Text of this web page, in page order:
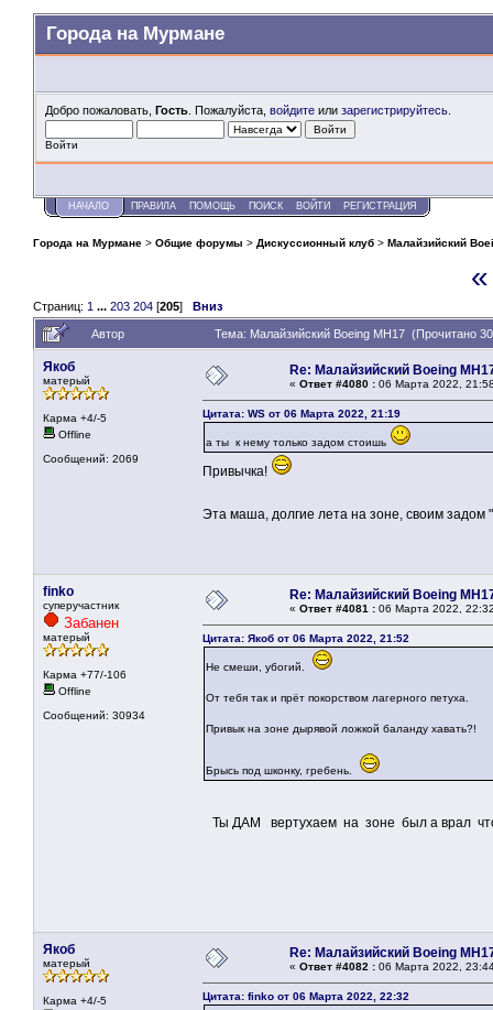
Города на Мурмане
Добро пожаловать, Гость . Пожалуйста, войдите или зарегистрируйтесь
Войти
НАЧАЛО ПРАВИЛА ПОМОЩЬ ПОИСК ВОЙТИ РЕГИСТРАЦИЯ
Города на Мурмане > Общие форумы > Дискуссионный клуб > Малайзийский
Страниц: 1 ... 203 204 [205] Вниз
Автор Тема: Малайзийский Boeing MH17 (Прочитано
Якоб
матерый
Карма +4/-5
Offline
Сообщений: 2069
Re: Малайзийский Boeing
« Ответ #4080 : 06 Марта 2022,
Цитата: WS от 06 Марта 2022, 21:19
а ты к нему только задом стоишь
Привычка!
Эта маша, долгие лета на зоне, своим задом
finko
суперучастник
Забанен
матерый
Карма +77/-106
Offline
Сообщений: 30934
Re: Малайзийский Boeing
« Ответ #4081 : 06 Марта 2022,
Цитата: Якоб от 06 Марта 2022, 21:52
Не смеши, убогий.
От тебя так и прёт покорством лагерного петуха.
Привык на зоне дырявой ложкой баланду хавать?!
Брысь под шконку, гребень.
Ты ДАМ вертухаем на зоне был а врал
Якоб
матерый
Карма +4/-5
Re: Малайзийский Boeing
« Ответ #4082 : 06 Марта 2022,
Цитата: finko от 06 Марта 2022, 22:32